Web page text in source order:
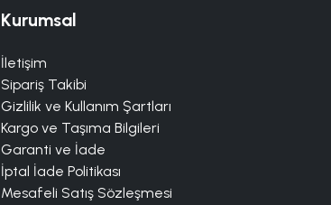
Kurumsal
İletişim
Sipariş Takibi
Gizlilik ve Kullanım Şartları
Kargo ve Taşıma Bilgileri
Garanti ve İade
İptal İade Politikası
Mesafeli Satış Sözleşmesi